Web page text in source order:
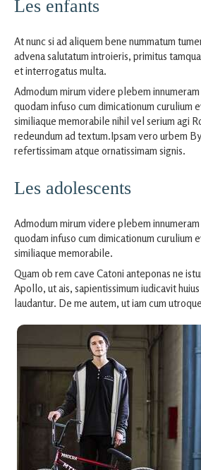
Les enfants
At nunc si ad aliquem bene nummatum
advena salutatum introieris, primitus
et interrogatus multa.
Admodum mirum videre plebem
quodam infuso cum dimicationum curulium
similiaque memorabile nihil vel serium agi
redeundum ad textum.Ipsam vero urbem
refertissimam atque ornatissimam signis.
Les adolescents
Admodum mirum videre plebem
quodam infuso cum dimicationum curulium
similiaque memorabile.
Quam ob rem cave Catoni anteponas ne
Apollo, ut ais, sapientissimum iudicavit
laudantur. De me autem, ut iam cum